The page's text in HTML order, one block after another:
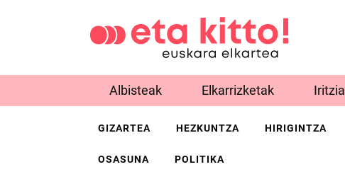
Albisteak Elkarrizketak Iritzia
GIZARTEA HEZKUNTZA HIRIGINTZA
OSASUNA POLITIKA